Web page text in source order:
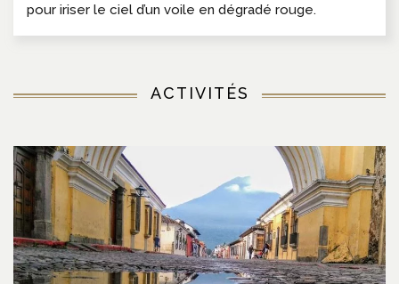
pour iriser le ciel d’un voile en dégradé rouge.
ACTIVITÉS